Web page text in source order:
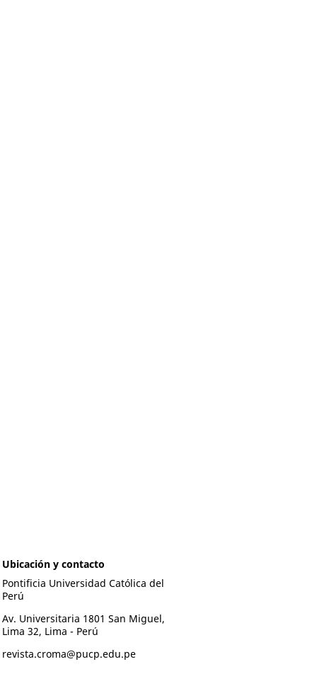
Ubicación y contacto
Pontificia Universidad Católica del
Perú
Av. Universitaria 1801 San Miguel,
Lima 32, Lima - Perú
revista.croma@pucp.edu.pe